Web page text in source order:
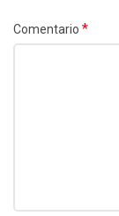
Comentario *